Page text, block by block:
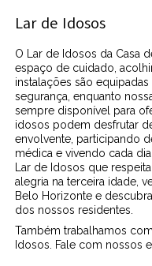
Lar de Idosos
O Lar de Idosos da Casa
espaço de cuidado,
instalações são
segurança, enquanto
sempre disponível para
idosos podem desfrutar
envolvente, participando
médica e vivendo cada
Lar de Idosos que
alegria na terceira idade,
Belo Horizonte e
dos nossos residentes.
Também trabalhamos
Idosos. Fale com nossos